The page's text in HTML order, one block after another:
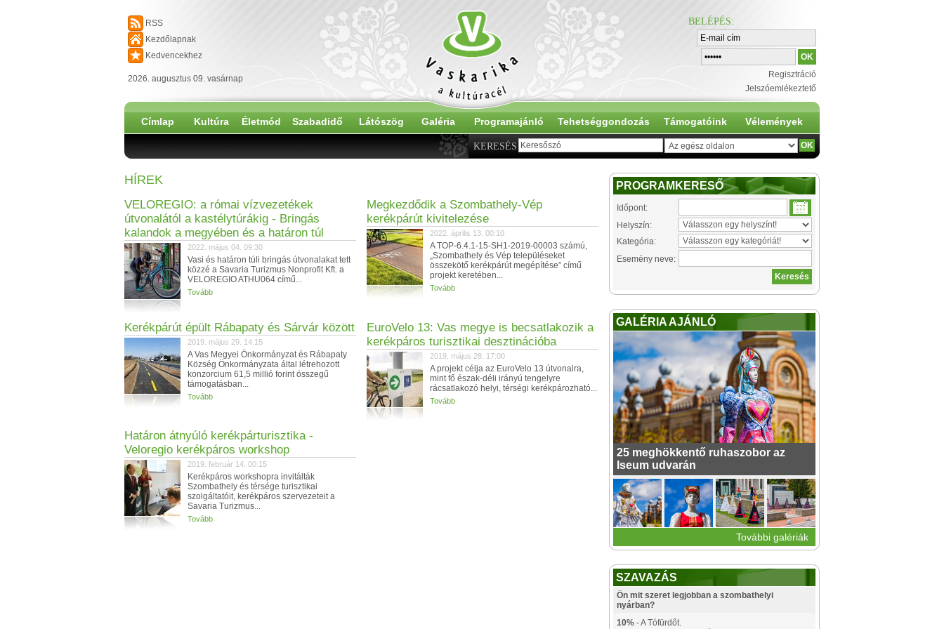
RSS
Kezdőlapnak
Kedvencekhez
2026. augusztus 09. vasárnap
BELÉPÉS:
Regisztráció
Jelszóemlékeztető
Címlap Kultúra Életmód Szabadidő Látószög Galéria Programajánló Tehetséggondozás Támogatóink Vélemények
KERESÉS
HÍREK
VELOREGIO: a római vízvezetékek
útvonalától a kastélytúrákig - Bringás
kalandok a megyében és a határon túl
2022. május 04. 09:30
Vasi és határon túli bringás útvonalakat tett
közzé a Savaria Turizmus Nonprofit Kft. a
VELOREGIO ATHU064 című...
Tovább
Megkezdődik a Szombathely-Vép
kerékpárút kivitelezése
2022. április 13. 00:10
A TOP-6.4.1-15-SH1-2019-00003 számú,
„Szombathely és Vép településeket
összekötő kerékpárút megépítése” című
projekt keretében...
Tovább
Kerékpárút épült Rábapaty és Sárvár között
2019. május 29. 14:15
A Vas Megyei Önkormányzat és Rábapaty
Község Önkormányzata által létrehozott
konzorcium 61,5 millió forint összegű
támogatásban...
Tovább
EuroVelo 13: Vas megye is becsatlakozik a
kerékpáros turisztikai desztinációba
2019. május 28. 17:00
A projekt célja az EuroVelo 13 útvonalra,
mint fő észak-déli irányú tengelyre
rácsatlakozó helyi, térségi kerékpározható...
Tovább
Határon átnyúló kerékpárturisztika -
Veloregio kerékpáros workshop
2019. február 14. 00:15
Kerékpáros workshopra invitálták
Szombathely és térsége turisztikai
szolgáltatóit, kerékpáros szervezeteit a
Savaria Turizmus...
Tovább
PROGRAMKERESŐ
Időpont:
Helyszín:
Kategória:
Esemény neve:
GALÉRIA AJÁNLÓ
25 meghökkentő ruhaszobor az
Iseum udvarán
További galériák
SZAVAZÁS
Ön mit szeret legjobban a szombathelyi
nyárban?
10% - A Tófürdőt.